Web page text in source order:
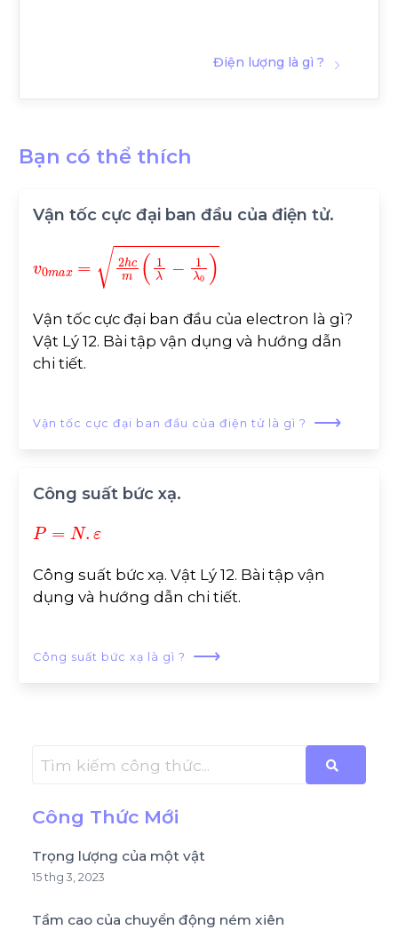
Điện lượng là gì ?
Bạn có thể thích
Vận tốc cực đại ban đầu của điện tử.
2hcm 1λ 0
Vận tốc cực đại ban đầu của electron là gì?
Vật Lý 12. Bài tập vận dụng và hướng dẫn
chi tiết.
Vận tốc cực đại ban đầu của điện tử là gì ? ⟶
Công suất bức xạ.
P= ε
Công suất bức xạ. Vật Lý 12. Bài tập vận
dụng và hướng dẫn chi tiết.
Công suất bức xạ là gì ? ⟶
Công Thức Mới
Trọng lượng của một vật
15 thg 3, 2023
Tầm cao của chuyển động ném xiên